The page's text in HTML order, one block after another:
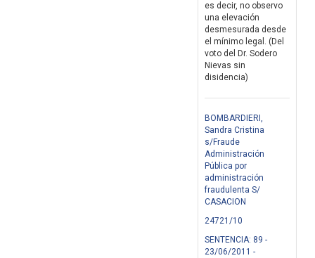
es decir, no observo
una elevación
desmesurada desde
el mínimo legal. (Del
voto del Dr. Sodero
Nievas sin
disidencia)
BOMBARDIERI,
Sandra Cristina
s/Fraude
Administración
Pública por
administración
fraudulenta S/
CASACION
24721/10
SENTENCIA: 89 -
23/06/2011 -